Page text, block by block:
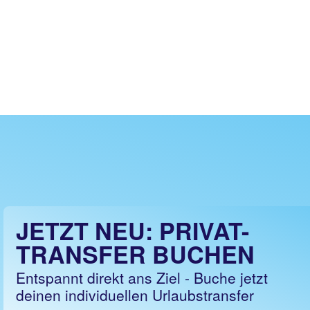
JETZT NEU: PRIVAT-
TRANSFER BUCHEN
Entspannt direkt ans Ziel - Buche jetzt
deinen individuellen Urlaubstransfer